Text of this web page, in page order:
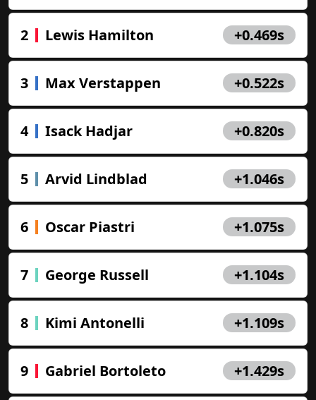
2 Lewis Hamilton +0.469s
3 Max Verstappen +0.522s
4 Isack Hadjar +0.820s
5 Arvid Lindblad +1.046s
6 Oscar Piastri +1.075s
7 George Russell +1.104s
8 Kimi Antonelli +1.109s
9 Gabriel Bortoleto +1.429s